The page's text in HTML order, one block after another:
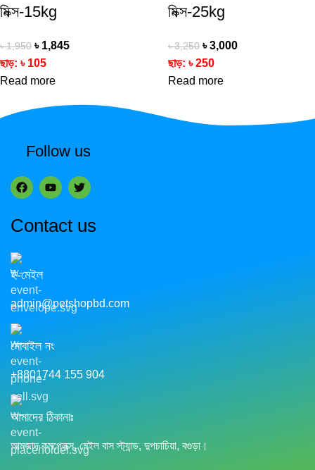
মিক্স-15kg
৳1,950 ৳ 1,845
ছাড়: ৳ 105
Read more
মিক্স-25kg
৳3,250 ৳3,000
ছাড়: ৳250
Read more
Follow us
Contact us
ই-মেইল
admin@petshopbd.com
মোবাইল নং
+8801744 155 904
আমাদের ঠিকানাঃ
আমজাদ কমপ্লেক্স, মেইল বাস স্ট্যান্ড, দুপচাচিয়া, বগুড়া।